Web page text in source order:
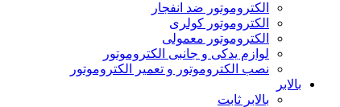
الکتروموتور ضد انفجار
الکتروموتور کولری
الکتروموتور معمولی
لوازم یدکی و جانبی الکتروموتور
نصب الکتروموتور و تعمیر الکتروموتور
بالابر
بالابر ثابت